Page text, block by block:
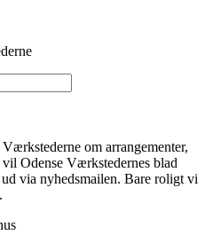
om arrangementer,
Odense Værkstedernes blad
via nyhedsmailen. Bare roligt vi